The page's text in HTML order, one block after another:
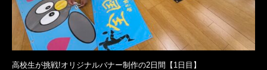
高校生が挑戦!オリジナルバナー制作の2日間【1日目】